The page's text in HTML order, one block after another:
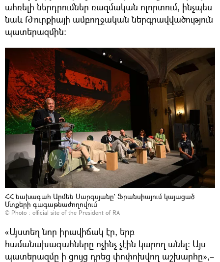
ահռելի ներդրումներ ռազմական ոլորտում, ինչպես
նաև Թուրքիայի ամբողջական ներգրավվածություն
պատերազմին։
ՀՀ նախագահ Արմեն Սարգսյանը` Ֆրանսիայում կայացած
Մտքերի գագաթնաժողովում
© Photo : official site of the President of RA
«Այստեղ նոր իրավիճակ էր, երբ
համանախագահները ոչինչ չէին կարող անել։ Այս
պատերազմը ի ցույց դրեց փոփոխվող աշխարհը»,–